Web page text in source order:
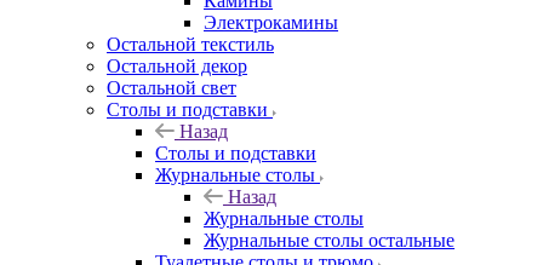
Электрокамины
Остальной текстиль
Остальной декор
Остальной свет
Столы и подставки
Назад
Столы и подставки
Журнальные столы
Назад
Журнальные столы
Журнальные столы остальные